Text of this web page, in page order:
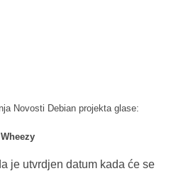
Novosti Debian projekta glase:
je utvrdjen datum kada će se